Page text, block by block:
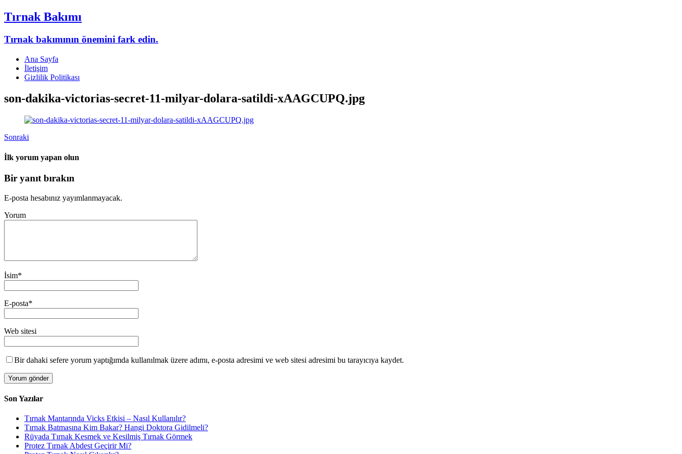
Tırnak Bakımı
Tırnak bakımının önemini fark edin.
Ana Sayfa
İletişim
Gizlilik Politikası
son-dakika-victorias-secret-11-milyar-dolara-satildi-xAAGCUPQ.jpg
Sonraki
İlk yorum yapan olun
Bir yanıt bırakın
E-posta hesabınız yayımlanmayacak.
Yorum
İsim*
E-posta*
Web sitesi
Bir dahaki sefere yorum yaptığımda kullanılmak üzere adımı, e-posta adresimi ve web sitesi adresimi bu tarayıcıya kaydet.
Son Yazılar
Tırnak Mantarında Vicks Etkisi – Nasıl Kullanılır?
Tırnak Batmasına Kim Bakar? Hangi Doktora Gidilmeli?
Rüyada Tırnak Kesmek ve Kesilmiş Tırnak Görmek
Protez Tırnak Abdest Geçirir Mi?